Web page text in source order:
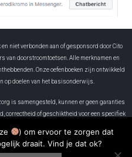
niet verbonden aan of gesponsord door Cito
van doorstroomtoetsen. Alle merknamen en
Onze oefenboeken zijn ontwikkeld
op doelen van het basisonderwijs.
is samengesteld, kunnen er geen garanties
correctheid of geschiktheid voor een specifiek
kunnen per leerling verschillen. Het
eigen verantwoordelijkheid.
) om ervoor te zorgen dat
draait. Vind je dat ok?